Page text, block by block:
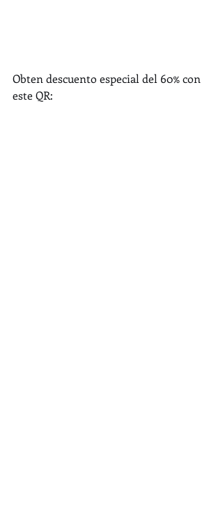
Obten descuento especial del 60% con
este QR: